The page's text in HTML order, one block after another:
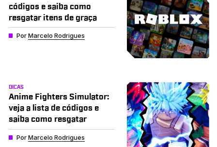
códigos e saiba como
resgatar itens de graça
PorMarcelo Rodrigues
DICAS
Anime Fighters Simulator:
veja a lista de códigos e
saiba como resgatar
PorMarcelo Rodrigues